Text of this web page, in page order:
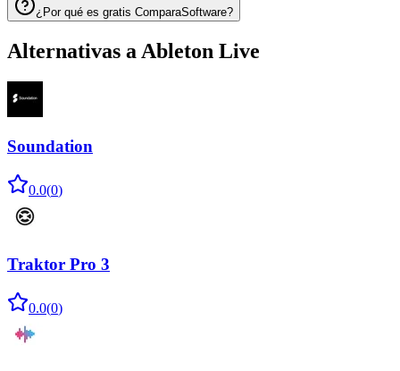
¿Por qué es gratis ComparaSoftware?
Alternativas a Ableton Live
Soundation
0.0(0)
Traktor Pro 3
0.0(0)